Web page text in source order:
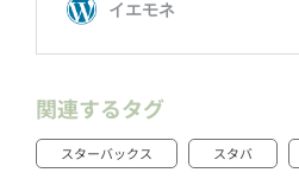
関連するタグ
スターバックス スタバ